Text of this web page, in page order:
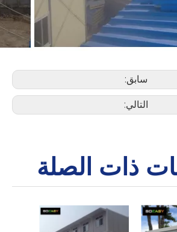
سابق:
التالي:
ذات الصلة